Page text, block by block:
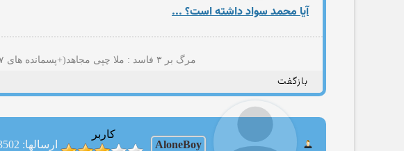
آيا محمد سواد داشته است؟ ...
مرگ بر ۳ فاسد : ملا چپی مجاهد(+پسمانده های ۵۷؛نایاک؛مصومه قمی؛حامد مجاهدیون؛مهتدی کهنه تروریست تجزیه طلب و شرکا)
بازگفت
AloneBoy
کاربر
ارسالها: 3502